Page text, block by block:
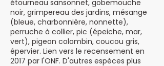
étourneau sansonnet, gobemouche
noir, grimpereau des jardins, mésange
(bleue, charbonnière, nonnette),
perruche à collier, pic (épeiche, mar,
vert), pigeon colombin, coucou gris,
épervier. Lien vers le recensement en
2017 par l'ONF. D'autres espèces plus